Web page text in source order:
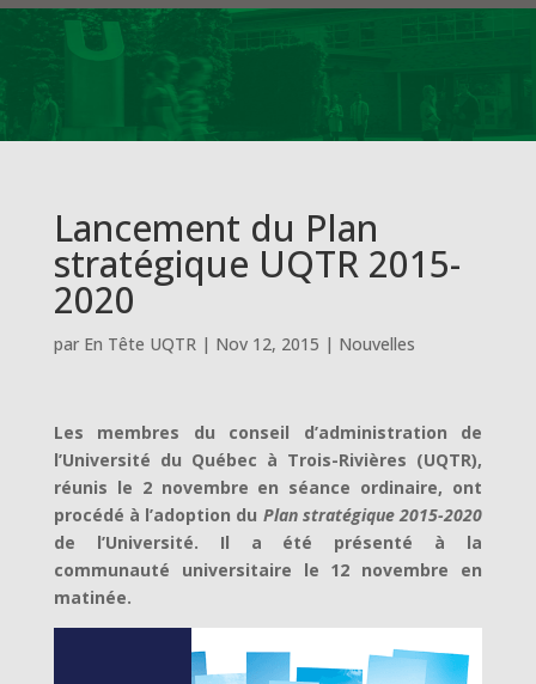
Lancement du Plan
stratégique UQTR 2015-
2020
par En Tête UQTR| Nov 12, 2015 | Nouvelles
Les membres du conseil d’administration de
l’Université du Québec à Trois-Rivières (UQTR),
réunis le 2 novembre en séance ordinaire, ont
procédé à l’adoption du Plan stratégique 2015-2020
de l’Université. Il a été présenté à la
communauté universitaire le 12 novembre en
matinée.